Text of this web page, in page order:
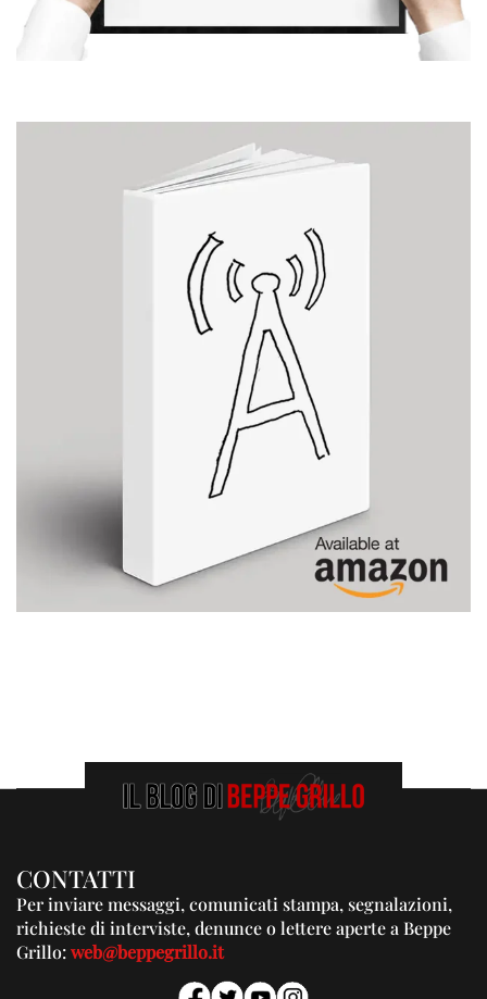
CONTATTI
Per inviare messaggi, comunicati stampa, segnalazioni,
richieste di interviste, denunce o lettere aperte a Beppe
Grillo:web@beppegrillo.it